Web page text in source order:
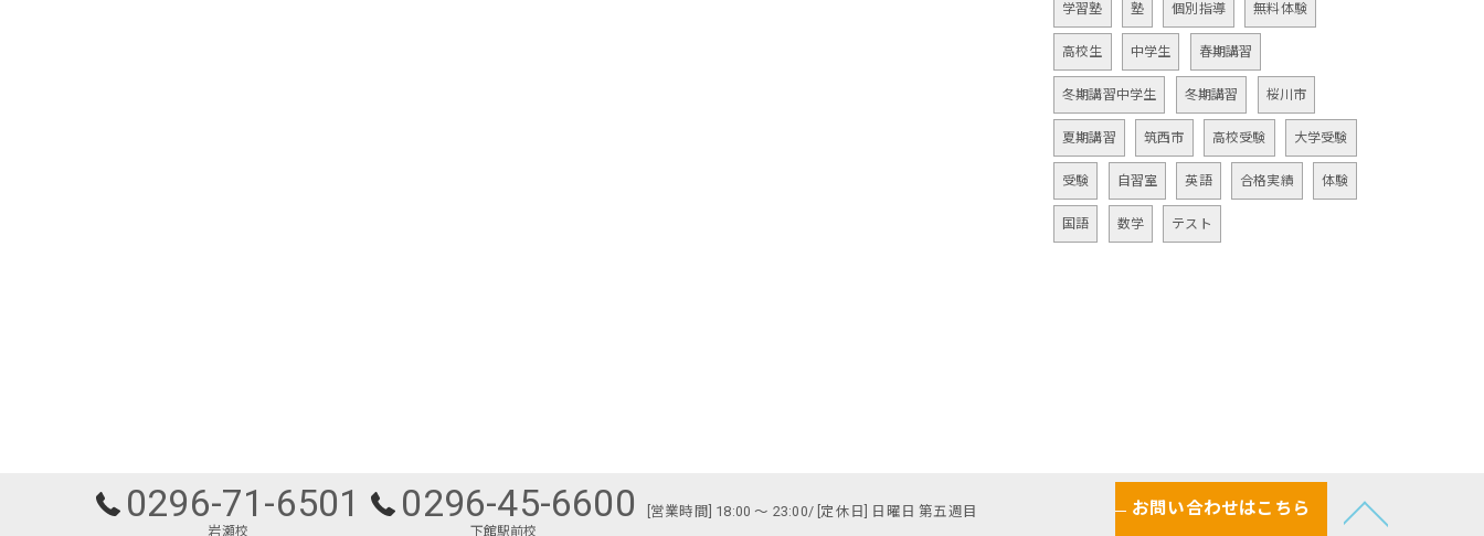
学習塾 塾 個別指導 無料体験
高校生 中学生 春期講習
冬期講習中学生 冬期講習 桜川市
夏期講習 筑西市 高校受験 大学受験
受験 自習室 英語 合格実績 体験
国語 数学 テスト
0296-71-6501
岩瀬校
0296-45-6600
下館駅前校
[営業時間] 18:00 〜 23:00/ [定休日] 日曜日 第五週目 お問い合わせはこちら